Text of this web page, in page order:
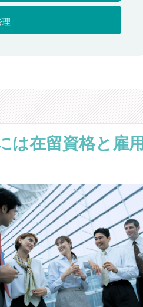
は在留資格と雇用